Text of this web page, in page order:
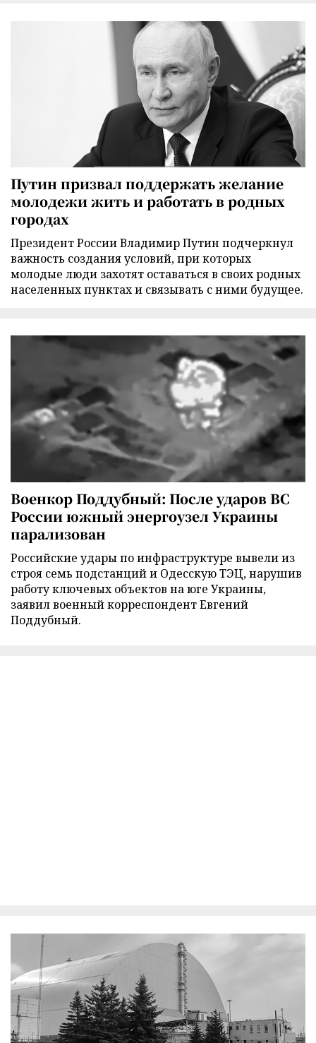
Путин призвал поддержать желание
молодежи жить и работать в родных
городах
Президент России Владимир Путин подчеркнул
важность создания условий, при которых
молодые люди захотят оставаться в своих родных
населенных пунктах и связывать с ними будущее.
Военкор Поддубный: После ударов ВС
России южный энергоузел Украины
парализован
Российские удары по инфраструктуре вывели из
строя семь подстанций и Одесскую ТЭЦ, нарушив
работу ключевых объектов на юге Украины,
заявил военный корреспондент Евгений
Поддубный.